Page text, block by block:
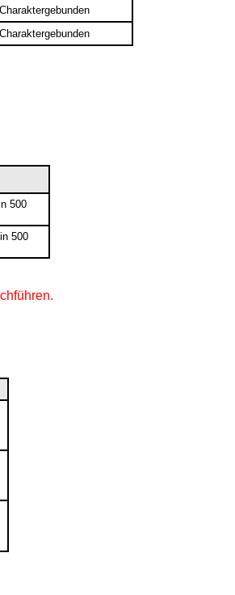
Charaktergebunden
Charaktergebunden
500
500